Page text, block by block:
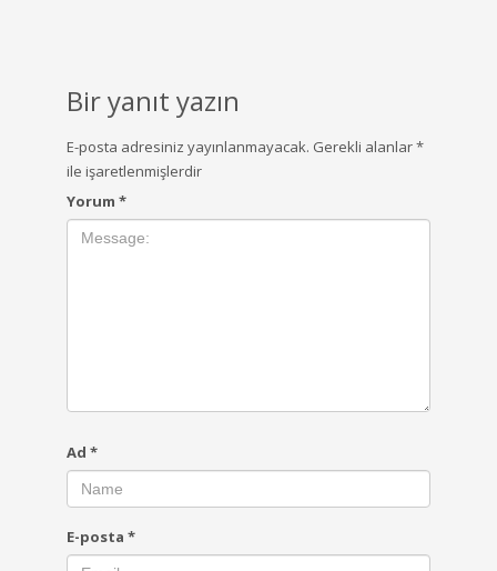
Bir yanıt yazın
E-posta adresiniz yayınlanmayacak. Gerekli alanlar*
ile işaretlenmişlerdir
Yorum *
Ad *
E-posta *